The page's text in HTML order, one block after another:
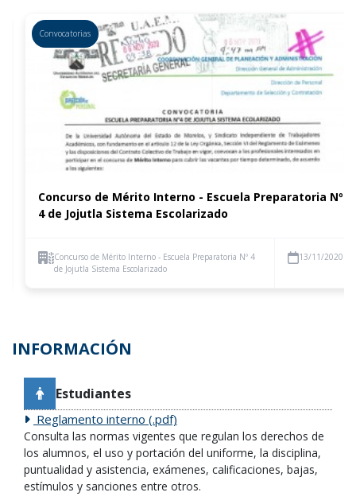
Convocatorias
Concurso de Mérito Interno - Escuela Preparatoria Nº
4 de Jojutla Sistema Escolarizado
Concurso de Mérito Interno - Escuela Preparatoria Nº 4
de Jojutla Sistema Escolarizado
13/11/2020
INFORMACIÓN
Estudiantes
Reglamento interno (.pdf)
Consulta las normas vigentes que regulan los derechos de
los alumnos, el uso y portación del uniforme, la disciplina,
puntualidad y asistencia, exámenes, calificaciones, bajas,
estímulos y sanciones entre otros.